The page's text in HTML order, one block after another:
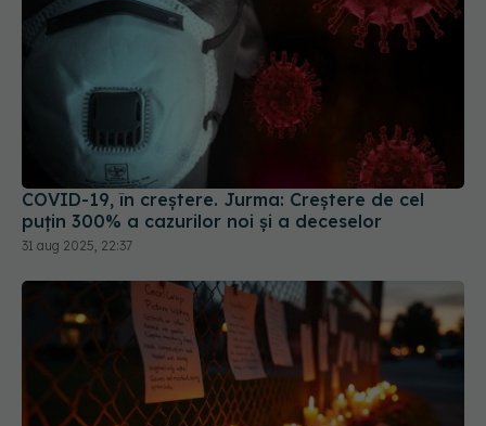
COVID-19, în creștere. Jurma: Creștere de cel
puțin 300% a cazurilor noi și a deceselor
31 aug 2025, 22:37